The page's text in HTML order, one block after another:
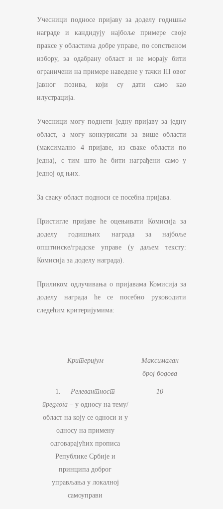
Учесници подносе пријаву за доделу годишње
награде и кандидују најбоље примере своје
праксе у областима добре управе, по сопственом
избору, за одабрану област и не морају бити
ограничени на примере наведене у тачки III овог
јавног позива, који су дати само као
илустрација.
Учесници могу поднети једну пријаву за једну
област, а могу конкурисати за више области
(максимално 4 пријаве, из сваке области по
једна), с тим што ће бити награђени само у
једној од њих.
За сваку област подноси се посебна пријава.
Пристигле пријаве ће оцењивати Комисија за
доделу годишњих награда за најбоље
општинске/градске управе (у даљем тексту:
Комисија за доделу награда).
Приликом одлучивања о пријавама Комисија за
доделу награда ће се посебно руководити
следећим критеријумима:
Критеријум
Максималан
број бодова
1. Релевантност
предлога– у односу на тему/
област на коју се односи и у
односу на примену
одговарајућих прописа
Републике Србије и
принципа доброг
управљања у локалној
самоуправи
10